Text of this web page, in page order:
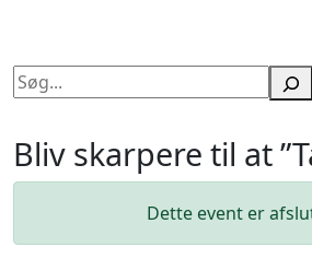
Søg
Bliv skarpere til at
Dette event er